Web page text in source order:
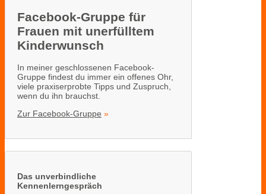
Facebook-Gruppe für
Frauen mit unerfülltem
Kinderwunsch
In meiner geschlossenen Facebook-
Gruppe findest du immer ein offenes Ohr,
viele praxiserprobte Tipps und Zuspruch,
wenn du ihn brauchst.
Zur Facebook-Gruppe »
Das unverbindliche
Kennenlerngespräch